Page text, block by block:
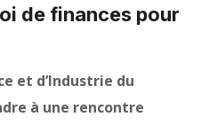
de finances pour
et d’Industrie du
à une rencontre